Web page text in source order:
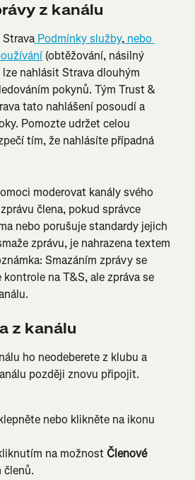
z kanálu
Podmínky služby, nebo
(obtěžování, násilný
nahlásit Strava dlouhým
pokynů. Tým Trust &
tato nahlášení posoudí a
Pomozte udržet celou
tím, že nahlásíte případná
moderovat kanály svého
člena, pokud správce
nebo porušuje standardy jejich
zprávu, je nahrazena textem
Smazáním zprávy se
na T&S, ale zpráva se
z kanálu
ho neodeberete z klubu a
později znovu připojit.
nebo klikněte na ikonu
na možnost Členové
členů.